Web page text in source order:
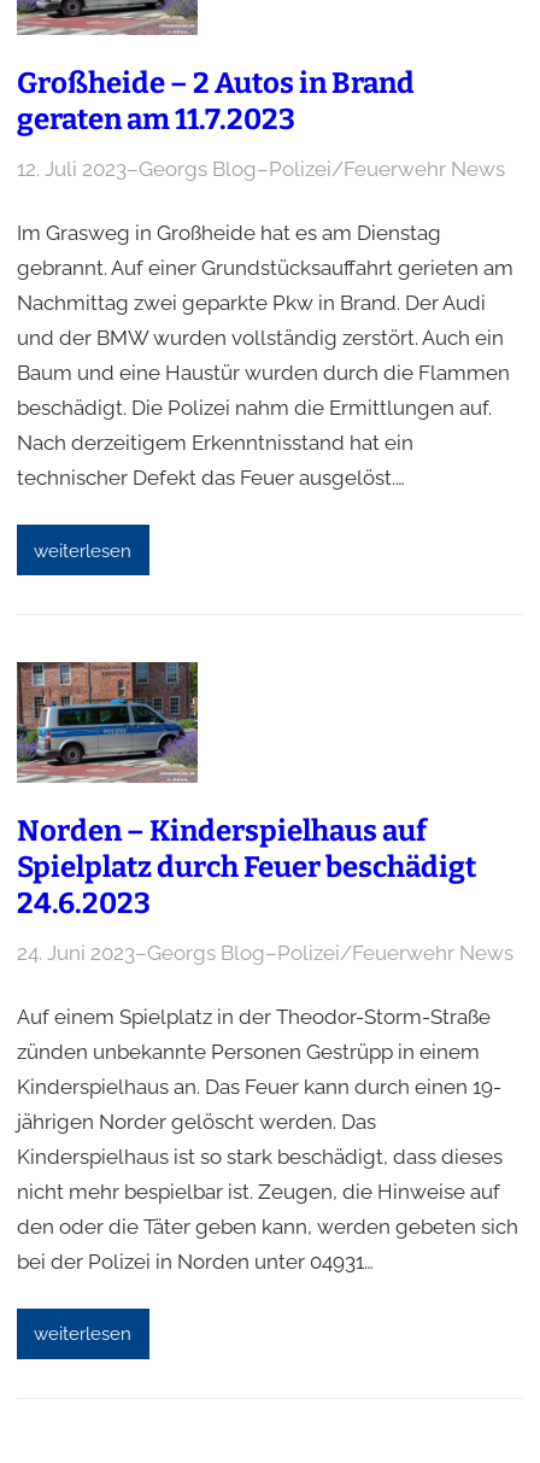
Großheide – 2 Autos in Brand
geraten am 11.7.2023
12. Juli 2023–Georgs Blog–Polizei/Feuerwehr News
Im Grasweg in Großheide hat es am Dienstag
gebrannt. Auf einer Grundstücksauffahrt gerieten am
Nachmittag zwei geparkte Pkw in Brand. Der Audi
und der BMW wurden vollständig zerstört. Auch ein
Baum und eine Haustür wurden durch die Flammen
beschädigt. Die Polizei nahm die Ermittlungen auf.
Nach derzeitigem Erkenntnisstand hat ein
technischer Defekt das Feuer ausgelöst.…
weiterlesen
Norden – Kinderspielhaus auf
Spielplatz durch Feuer beschädigt
24.6.2023
24. Juni 2023–Georgs Blog–Polizei/Feuerwehr News
Auf einem Spielplatz in der Theodor-Storm-Straße
zünden unbekannte Personen Gestrüpp in einem
Kinderspielhaus an. Das Feuer kann durch einen 19-
jährigen Norder gelöscht werden. Das
Kinderspielhaus ist so stark beschädigt, dass dieses
nicht mehr bespielbar ist. Zeugen, die Hinweise auf
den oder die Täter geben kann, werden gebeten sich
bei der Polizei in Norden unter 04931…
weiterlesen